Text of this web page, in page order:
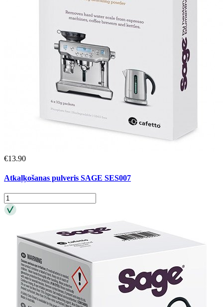
€13.90
Atkaļķošanas pulveris SAGE SES007